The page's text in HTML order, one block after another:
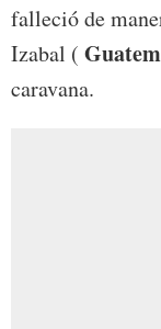
falleció de
Izabal (
caravana.